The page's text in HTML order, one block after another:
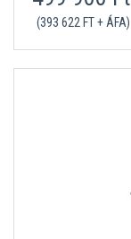
(393 622 FT + ÁFA)